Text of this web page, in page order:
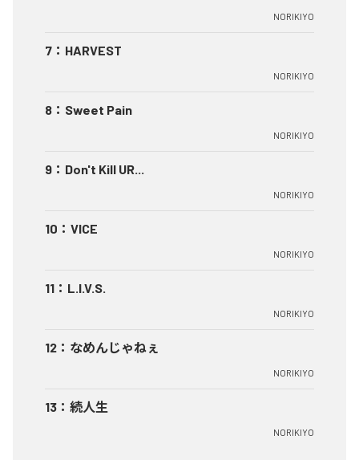
NORIKIYO
7 ： HARVEST
NORIKIYO
8 ： Sweet Pain
NORIKIYO
9 ： Don't Kill UR...
NORIKIYO
10 ： VICE
NORIKIYO
11 ： L.I.V.S.
NORIKIYO
12 ： なめんじゃねぇ
NORIKIYO
13 ： 続人生
NORIKIYO